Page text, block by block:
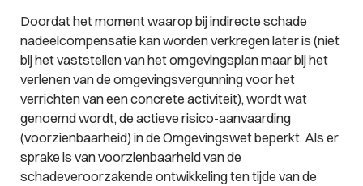
Doordat het moment waarop bij indirecte schade
nadeelcompensatie kan worden verkregen later is (niet
bij het vaststellen van het omgevingsplan maar bij het
verlenen van de omgevingsvergunning voor het
verrichten van een concrete activiteit), wordt wat
genoemd wordt, de actieve risico-aanvaarding
(voorzienbaarheid) in de Omgevingswet beperkt. Als er
sprake is van voorzienbaarheid van de
schadeveroorzakende ontwikkeling ten tijde van de